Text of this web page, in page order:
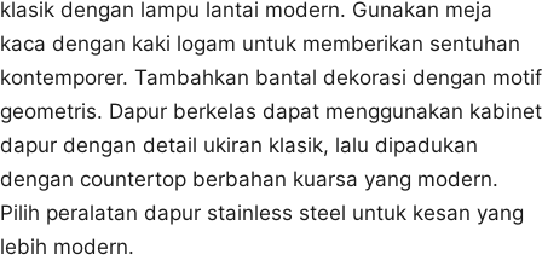
klasik dengan lampu lantai modern. Gunakan meja
kaca dengan kaki logam untuk memberikan sentuhan
kontemporer. Tambahkan bantal dekorasi dengan motif
geometris. Dapur berkelas dapat menggunakan kabinet
dapur dengan detail ukiran klasik, lalu dipadukan
dengan countertop berbahan kuarsa yang modern.
Pilih peralatan dapur stainless steel untuk kesan yang
lebih modern.